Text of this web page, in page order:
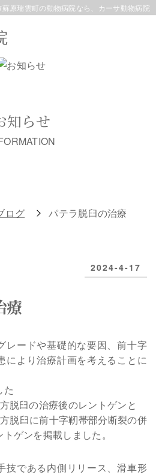
蘇原瑞雲町の動物病院なら、カーサ動物病院
知らせ
ログ パテラ脱臼の治療
2024-4-17
療
レードや基礎的な要因、前十字
により治療計画を考えることに
た
脱臼の治療後のレントゲンと
脱臼に前十字靭帯部分断裂の併
ゲンを掲載しました。
である内側リリース、滑車形